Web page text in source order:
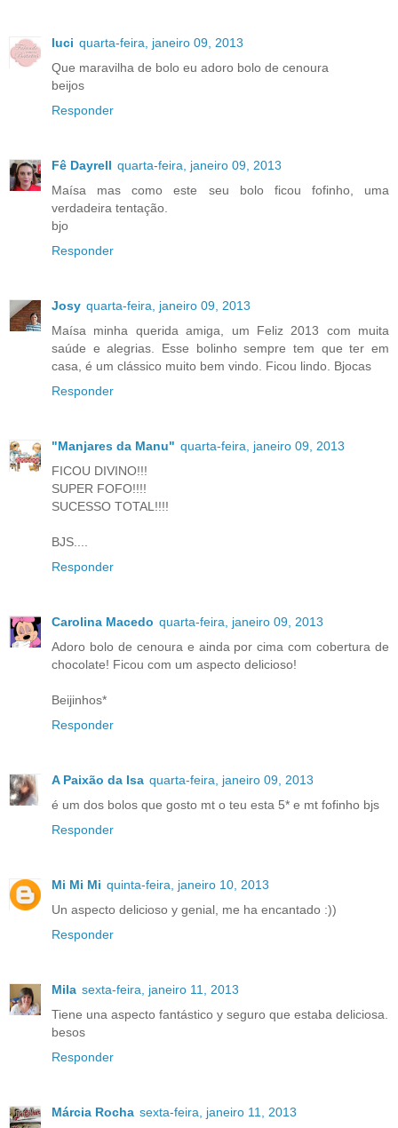
luci quarta-feira, janeiro 09, 2013
Que maravilha de bolo eu adoro bolo de cenoura
beijos
Responder
Fê Dayrell quarta-feira, janeiro 09, 2013
Maísa mas como este seu bolo ficou fofinho, uma
verdadeira tentação.
bjo
Responder
Josy quarta-feira, janeiro 09, 2013
Maísa minha querida amiga, um Feliz 2013 com muita
saúde e alegrias. Esse bolinho sempre tem que ter em
casa, é um clássico muito bem vindo. Ficou lindo. Bjocas
Responder
"Manjares da Manu" quarta-feira, janeiro 09, 2013
FICOU DIVINO!!!
SUPER FOFO!!!!
SUCESSO TOTAL!!!!
BJS....
Responder
Carolina Macedo quarta-feira, janeiro 09, 2013
Adoro bolo de cenoura e ainda por cima com cobertura de
chocolate! Ficou com um aspecto delicioso!
Beijinhos*
Responder
A Paixão da Isa quarta-feira, janeiro 09, 2013
é um dos bolos que gosto mt o teu esta 5* e mt fofinho bjs
Responder
Mi Mi Mi quinta-feira, janeiro 10, 2013
Un aspecto delicioso y genial, me ha encantado :))
Responder
Mila sexta-feira, janeiro 11, 2013
Tiene una aspecto fantástico y seguro que estaba deliciosa.
besos
Responder
Márcia Rocha sexta-feira, janeiro 11, 2013